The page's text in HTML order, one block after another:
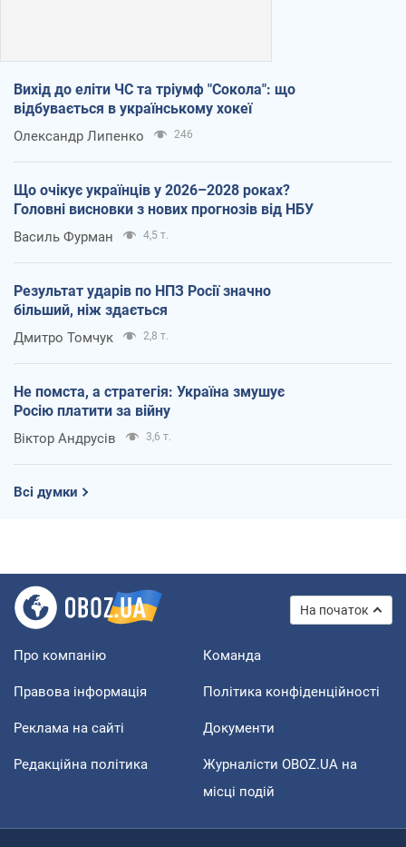
Вихід до еліти ЧС та тріумф "Сокола": що
відбувається в українському хокеї
Олександр Липенко 246
Що очікує українців у 2026–2028 роках?
Головні висновки з нових прогнозів від НБУ
Василь Фурман 4,5 т.
Результат ударів по НПЗ Росії значно
більший, ніж здається
Дмитро Томчук 2,8 т.
Не помста, а стратегія: Україна змушує
Росію платити за війну
Віктор Андрусів 3,6 т.
Всі думки
На початок
Про компанію Команда
Правова інформація Політика конфіденційності
Реклама на сайті Документи
Редакційна політика
Журналісти OBOZ.UA на
місці подій